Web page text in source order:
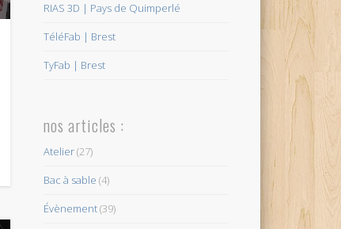
RIAS 3D | Pays de Quimperlé
TéléFab | Brest
TyFab | Brest
nos articles :
Atelier(27)
Bac à sable (4)
Évènement(39)